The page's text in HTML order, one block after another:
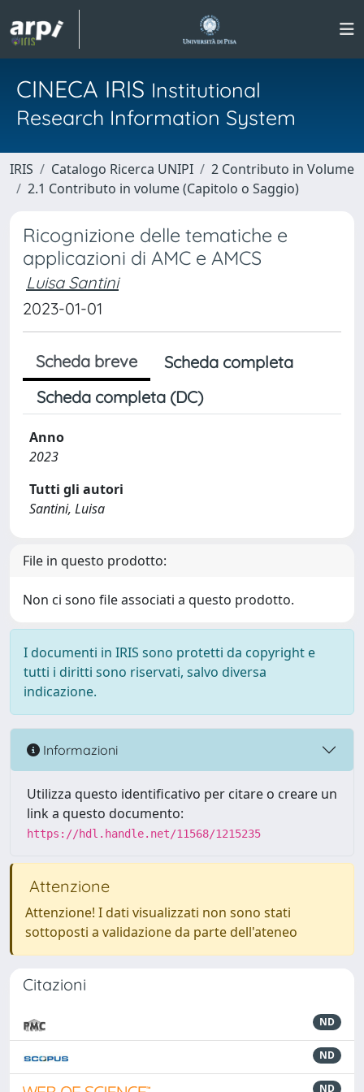
CINECA IRIS Institutional
Research Information System
IRIS Catalogo Ricerca UNIPI
2 Contributo in Volume
2.1 Contributo in volume (Capitolo o Saggio)
Ricognizione delle tematiche e
applicazioni di AMC e AMCS
Luisa Santini
2023-01-01
Scheda breve
Scheda completa
Scheda completa (DC)
Anno
2023
Tutti gli autori
Santini, Luisa
File in questo prodotto:
Non ci sono file associati a questo prodotto.
I documenti in IRIS sono protetti da copyright e
tutti i diritti sono riservati, salvo diversa
indicazione.
Informazioni
Utilizza questo identificativo per citare o creare un
link a questo documento:
https://hdl.handle.net/11568/1215235
Attenzione
Attenzione! I dati visualizzati non sono stati
sottoposti a validazione da parte dell'ateneo
Citazioni
ND
ND
ND